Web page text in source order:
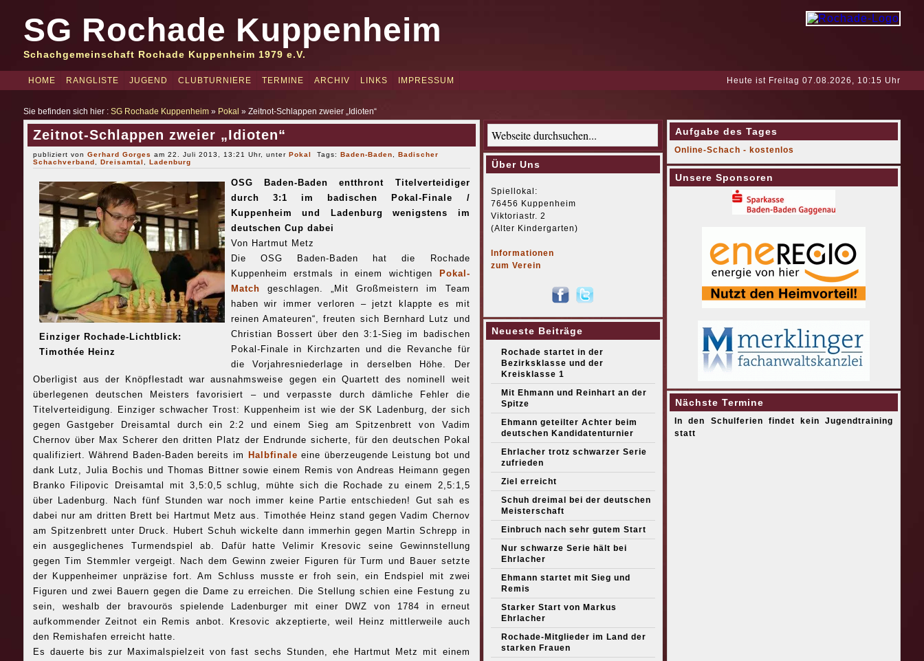
SG Rochade Kuppenheim
Schachgemeinschaft Rochade Kuppenheim 1979 e.V.
HOME RANGLISTE JUGEND CLUBTURNIERE TERMINE ARCHIV LINKS IMPRESSUM Heute ist Freitag 07.08.2026, 10:15 Uhr
Sie befinden sich hier : SG Rochade Kuppenheim» Pokal » Zeitnot-Schlappen zweier „Idioten“
Zeitnot-Schlappen zweier „Idioten“
publiziert von Gerhard Gorges am 22. Juli 2013, 13:21 Uhr, unter Pokal Tags: Baden-Baden
Badischer
Schachverband
Dreisamtal Ladenburg
Einziger Rochade-Lichtblick:
Timothée Heinz
OSG Baden-Baden entthront Titelverteidiger
durch 3:1 im badischen Pokal-Finale /
Kuppenheim und Ladenburg wenigstens im
deutschen Cup dabei
Von Hartmut Metz
Die OSG Baden-Baden hat die Rochade
Kuppenheim erstmals in einem wichtigen
Pokal-
Match geschlagen. „Mit Großmeistern im Team
haben wir immer verloren – jetzt klappte es mit
reinen Amateuren“, freuten sich Bernhard Lutz und
Christian Bossert über den 3:1-Sieg im badischen
Pokal-Finale in Kirchzarten und die Revanche für
die Vorjahresniederlage in derselben Höhe. Der
Oberligist aus der Knöpflestadt war ausnahmsweise gegen ein Quartett des nominell weit
überlegenen deutschen Meisters favorisiert – und verpasste durch dämliche Fehler die
Titelverteidigung. Einziger schwacher Trost: Kuppenheim ist wie der SK Ladenburg, der sich
gegen Gastgeber Dreisamtal durch ein 2:2 und einem Sieg am Spitzenbrett von Vadim
Chernov über Max Scherer den dritten Platz der Endrunde sicherte, für den deutschen Pokal
qualifiziert.Während Baden-Baden bereits im Halbfinale eine überzeugende Leistung bot und
dank Lutz, Julia Bochis und Thomas Bittner sowie einem Remis von Andreas Heimann gegen
Branko Filipovic Dreisamtal mit 3,5:0,5 schlug, mühte sich die Rochade zu einem 2,5:1,5
über Ladenburg. Nach fünf Stunden war noch immer keine Partie entschieden! Gut sah es
dabei nur am dritten Brett bei Hartmut Metz aus. Timothée Heinz stand gegen Vadim Chernov
am Spitzenbrett unter Druck. Hubert Schuh wickelte dann immerhin gegen Martin Schrepp in
ein ausgeglichenes Turmendspiel ab. Dafür hatte Velimir Kresovic seine Gewinnstellung
gegen Tim Stemmler vergeigt. Nach dem Gewinn zweier Figuren für Turm und Bauer setzte
der Kuppenheimer unpräzise fort. Am Schluss musste er froh sein, ein Endspiel mit zwei
Figuren und zwei Bauern gegen die Dame zu erreichen. Die Stellung schien eine Festung zu
sein, weshalb der bravourös spielende Ladenburger mit einer DWZ von 1784 in erneut
aufkommender Zeitnot ein Remis anbot. Kresovic akzeptierte, weil Heinz mittlerweile auch
den Remishafen erreicht hatte.
Es dauerte bis zur Maximalspielzeit von fast sechs Stunden, ehe Hartmut Metz mit einem
Über Uns
Spiellokal:
76456 Kuppenheim
Viktoriastr. 2
(Alter Kindergarten)
Informationen
zum Verein
Neueste Beiträge
Rochade startet in der
Bezirksklasse und der
Kreisklasse 1
Mit Ehmann und Reinhart an der
Spitze
Ehmann geteilter Achter beim
deutschen Kandidatenturnier
Ehrlacher trotz schwarzer Serie
zufrieden
Ziel erreicht
Schuh dreimal bei der deutschen
Meisterschaft
Einbruch nach sehr gutem Start
Nur schwarze Serie hält bei
Ehrlacher
Ehmann startet mit Sieg und
Remis
Starker Start von Markus
Ehrlacher
Rochade-Mitglieder im Land der
starken Frauen
Aufgabe des Tages
Online-Schach - kostenlos
Unsere Sponsoren
Nächste Termine
In den Schulferien findet kein Jugendtraining
statt